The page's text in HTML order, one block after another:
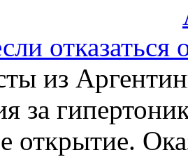
отказаться
из
за
открытие.